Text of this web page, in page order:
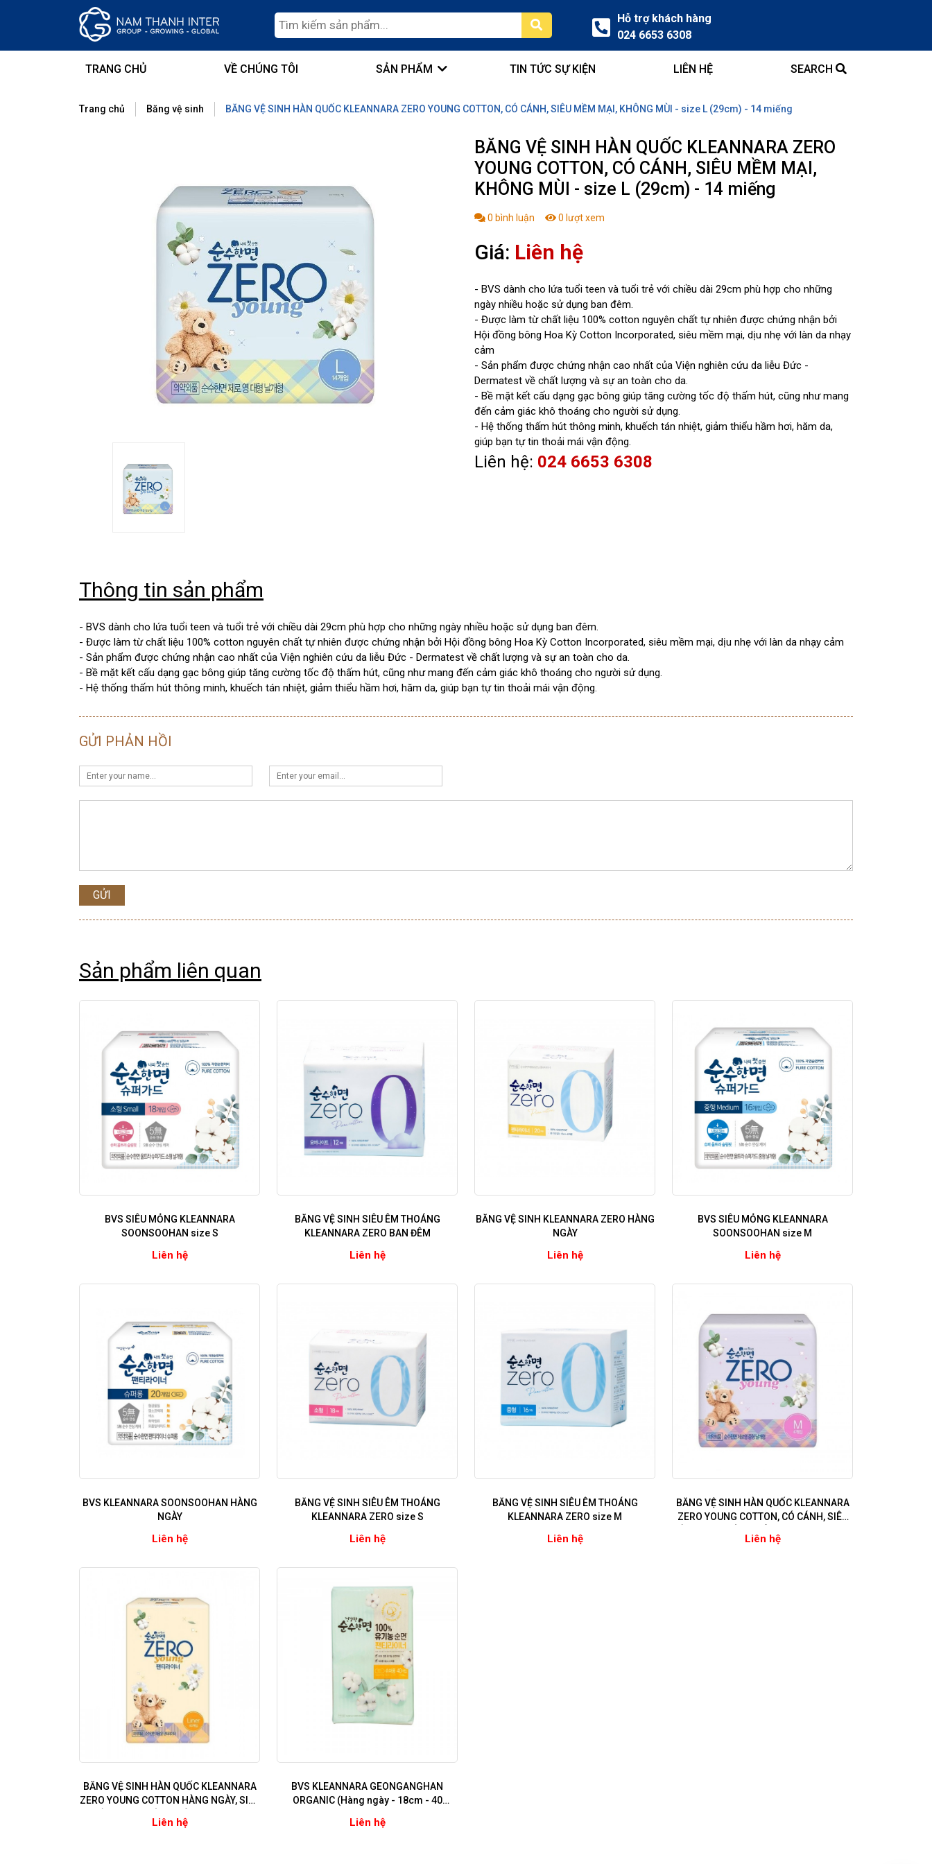
Hỗ trợ khách hàng
024 6653 6308
TRANG CHỦ VỀ CHÚNG TÔI SẢN PHẨM TIN TỨC SỰ KIỆN LIÊN HỆ SEARCH
Trang chủ Băng vệ sinh BĂNG VỆ SINH HÀN QUỐC KLEANNARA ZERO YOUNG COTTON, CÓ CÁNH, SIÊU MỀM MẠI, KHÔNG MÙI - size L (29cm) - 14 miếng
BĂNG VỆ SINH HÀN QUỐC KLEANNARA ZERO
YOUNG COTTON, CÓ CÁNH, SIÊU MỀM MẠI,
KHÔNG MÙI - size L (29cm) - 14 miếng
0 bình luận 0 lượt xem
Giá: Liên hệ
- BVS dành cho lứa tuổi teen và tuổi trẻ với chiều dài 29cm phù hợp cho những
ngày nhiều hoặc sử dụng ban đêm.
- Được làm từ chất liệu 100% cotton nguyên chất tự nhiên được chứng nhận bởi
Hội đồng bông Hoa Kỳ Cotton Incorporated, siêu mềm mại, dịu nhẹ với làn da nhạy
cảm
- Sản phẩm được chứng nhận cao nhất của Viện nghiên cứu da liễu Đức -
Dermatest về chất lượng và sự an toàn cho da.
- Bề mặt kết cấu dạng gạc bông giúp tăng cường tốc độ thấm hút, cũng như mang
đến cảm giác khô thoáng cho người sử dụng.
- Hệ thống thấm hút thông minh, khuếch tán nhiệt, giảm thiểu hầm hơi, hăm da,
giúp bạn tự tin thoải mái vận động.
Liên hệ: 024 6653 6308
Thông tin sản phẩm
- BVS dành cho lứa tuổi teen và tuổi trẻ với chiều dài 29cm phù hợp cho những ngày nhiều hoặc sử dụng ban đêm.
- Được làm từ chất liệu 100% cotton nguyên chất tự nhiên được chứng nhận bởi Hội đồng bông Hoa Kỳ Cotton Incorporated, siêu mềm mại, dịu nhẹ với làn da nhạy cảm
- Sản phẩm được chứng nhận cao nhất của Viện nghiên cứu da liễu Đức - Dermatest về chất lượng và sự an toàn cho da.
- Bề mặt kết cấu dạng gạc bông giúp tăng cường tốc độ thấm hút, cũng như mang đến cảm giác khô thoáng cho người sử dụng.
- Hệ thống thấm hút thông minh, khuếch tán nhiệt, giảm thiểu hầm hơi, hăm da, giúp bạn tự tin thoải mái vận động.
GỬI PHẢN HỒI
GỬI
Sản phẩm liên quan
BVS SIÊU MỎNG KLEANNARA
SOONSOOHAN size S
Liên hệ
BĂNG VỆ SINH SIÊU ÊM THOÁNG
KLEANNARA ZERO BAN ĐÊM
Liên hệ
BĂNG VỆ SINH KLEANNARA ZERO HÀNG
NGÀY
Liên hệ
BVS SIÊU MỎNG KLEANNARA
SOONSOOHAN size M
Liên hệ
BVS KLEANNARA SOONSOOHAN HÀNG
NGÀY
Liên hệ
BĂNG VỆ SINH SIÊU ÊM THOÁNG
KLEANNARA ZERO size S
Liên hệ
BĂNG VỆ SINH SIÊU ÊM THOÁNG
KLEANNARA ZERO size M
Liên hệ
BĂNG VỆ SINH HÀN QUỐC KLEANNARA
ZERO YOUNG COTTON, CÓ CÁNH, SIÊU
16 miếng
Liên hệ
BĂNG VỆ SINH HÀN QUỐC KLEANNARA
ZERO YOUNG COTTON HÀNG NGÀY, SIÊU
miếng
Liên hệ
BVS KLEANNARA GEONGANGHAN
ORGANIC (Hàng ngày - 18cm - 40
Liên hệ